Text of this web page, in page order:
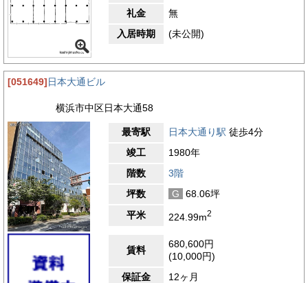
礼金
無
入居時期
(未公開)
[051649]日本大通ビル
横浜市中区日本大通58
最寄駅 日本大通り駅 徒歩4分
竣工
1980年
階数
3階
坪数
G
68.06坪
平米
224.99m2
賃料
680,600円
(10,000円)
保証金
12ヶ月